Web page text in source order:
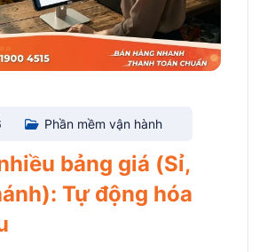
Phần mềm vận hành
bảng giá (Sỉ,
Tự động hóa